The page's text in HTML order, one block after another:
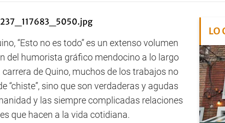
“Esto no es todo” es un extenso volumen
del humorista gráfico mendocino a lo largo
de Quino, muchos de los trabajos no
“chiste”, sino que son verdaderas y agudas
y las siempre complicadas relaciones
que hacen a la vida cotidiana.
LO